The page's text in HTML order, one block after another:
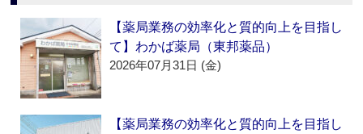
【薬局業務の効率化と質的向上を目指し
て】わかば薬局（東邦薬品）
2026年07月31日 (金)
【薬局業務の効率化と質的向上を目指し